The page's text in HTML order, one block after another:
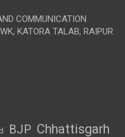
COMMUNICATION
KATORA TALAB, RAIPUR
BJP Chhattisgarh